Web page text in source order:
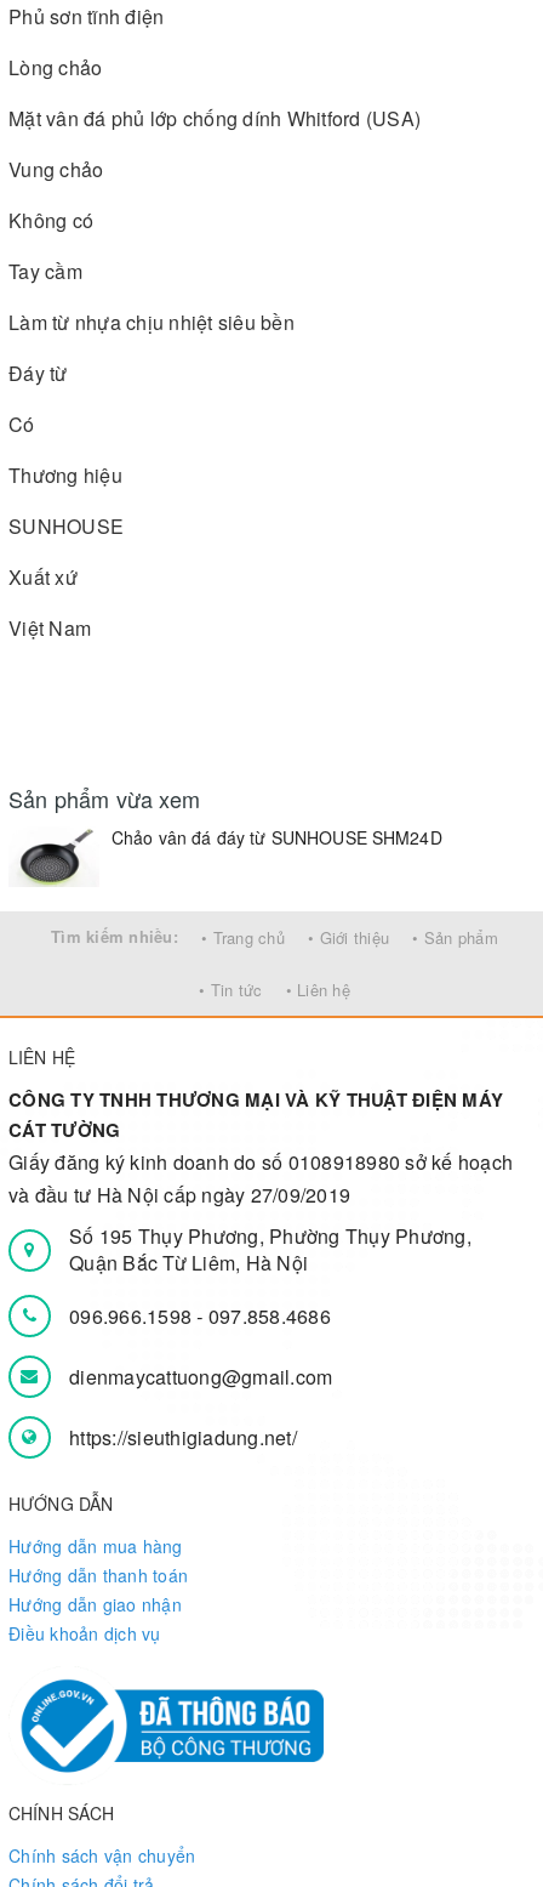
Phủ sơn tĩnh điện
Lòng chảo
Mặt vân đá phủ lớp chống dính Whitford (USA)
Vung chảo
Không có
Tay cầm
Làm từ nhựa chịu nhiệt siêu bền
Đáy từ
Có
Thương hiệu
SUNHOUSE
Xuất xứ
Việt Nam
Sản phẩm vừa xem
Chảo vân đá đáy từ SUNHOUSE SHM24D
Tìm kiếm nhiều: • Trang chủ • Giới thiệu • Sản phẩm
• Tin tức • Liên hệ
LIÊN HỆ
CÔNG TY TNHH THƯƠNG MẠI VÀ KỸ THUẬT ĐIỆN MÁY
CÁT TƯỜNG
Giấy đăng ký kinh doanh do số 0108918980 sở kế hoạch
và đầu tư Hà Nội cấp ngày 27/09/2019
Số 195 Thụy Phương, Phường Thụy Phương,
Quận Bắc Từ Liêm, Hà Nội
096.966.1598- 097.858.4686
dienmaycattuong@gmail.com
https://sieuthigiadung.net/
HƯỚNG DẪN
Hướng dẫn mua hàng
Hướng dẫn thanh toán
Hướng dẫn giao nhận
Điều khoản dịch vụ
CHÍNH SÁCH
Chính sách vận chuyển